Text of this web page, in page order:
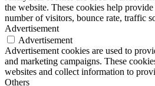
the website. These cookies help
number of visitors, bounce rate, traffic
Advertisement
Advertisement
Advertisement cookies are used to
and marketing campaigns. These
websites and collect information to
Others